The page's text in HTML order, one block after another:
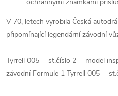
V 70, letech vyrobila Česká
připomínající legendární závodní
Tyrrell 005 - st.číslo 2 - model
závodní Formule 1 Tyrrell 005 -